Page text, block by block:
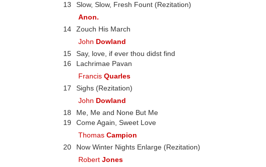
13
Slow, Slow, Fresh Fount (Rezitation)
Anon.
14
Zouch His March
John Dowland
15
Say, love, if ever thou didst find
16
Lachrimae Pavan
FrancisQuarles
17
Sighs (Rezitation)
John Dowland
18
Me, Me and None But Me
19
Come Again, Sweet Love
ThomasCampion
20
Now Winter Nights Enlarge (Rezitation)
RobertJones